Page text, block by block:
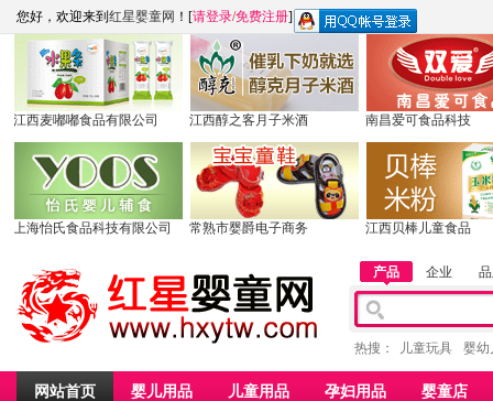
您好，欢迎来到 红星婴童网 ！[请登录/免费注册]
江西麦嘟嘟食品有限公司 江西醇之客月子米酒 南昌爱可食品科技
上海怡氏食品科技有限公司 常熟市婴爵电子商务 江西贝棒儿童食品
产品 企业
热搜： 儿童玩具 婴幼
网站首页 婴儿用品 儿童用品 孕妇用品 婴童店